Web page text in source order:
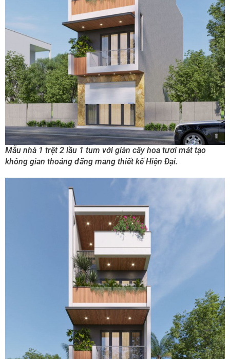
Mẫu nhà 1 trệt 2 lầu 1 tum với giàn cây hoa tươi mát tạo
không gian thoáng đãng mang thiết kế Hiện Đại.